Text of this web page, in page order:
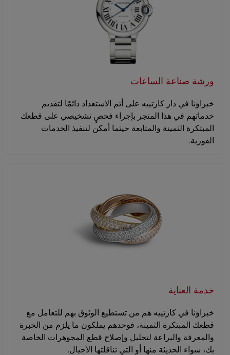
ورشة صناعة الساعات
خبراؤنا في دار كارتييه على أتم الاستعداد دائمًا لتقديم
خدماتهم في هذا المتجر بإجراء فحصٍ تشخيصي على قطعك
المبتكرة الثمينة والمتابعة حيثما أمكن لتنفيذ الخدمات
الفورية.
خدمة العناية
خبراؤنا في كارتييه هم من تستطيع الوثوق بهم للتعامل مع
قطعك المبتكرة الثمينة، فوحدهم يملكون ما يلزم من الخبرة
والمعرفة والبراعة لتحليل وإصلاح قطع المجوهرات الخاصة
بك، سواء الحديثة منها أو التي تناقلتها الأجيال.